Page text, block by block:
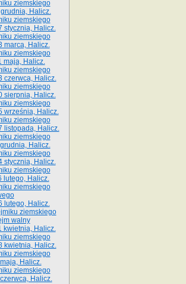
ziemskiego
Halicz.
ziemskiego
stycznia, Halicz.
ziemskiego
marca, Halicz.
ziemskiego
maja, Halicz.
ziemskiego
czerwca, Halicz.
ziemskiego
sierpnia, Halicz.
ziemskiego
września, Halicz.
ziemskiego
listopada, Halicz.
ziemskiego
Halicz.
ziemskiego
stycznia, Halicz.
ziemskiego
lutego, Halicz.
ziemskiego
lutego, Halicz.
ziemskiego
walny
kwietnia, Halicz.
ziemskiego
kwietnia, Halicz.
ziemskiego
Halicz.
ziemskiego
Halicz.